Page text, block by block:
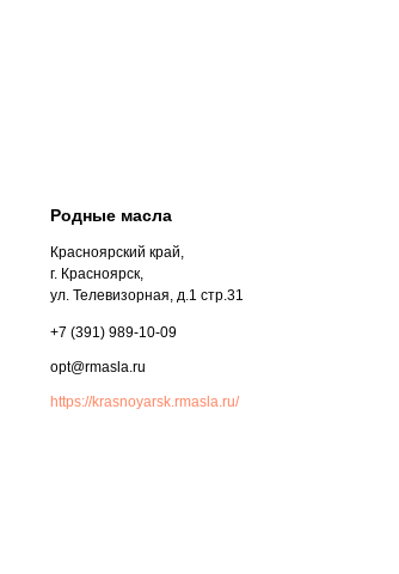
Родные масла
https://krasnoyarsk.rmasla.ru/
Красноярский край,
г. Красноярск,
ул. Телевизорная, д.1 стр.31
+7 (391) 989-10-09
opt@rmasla.ru